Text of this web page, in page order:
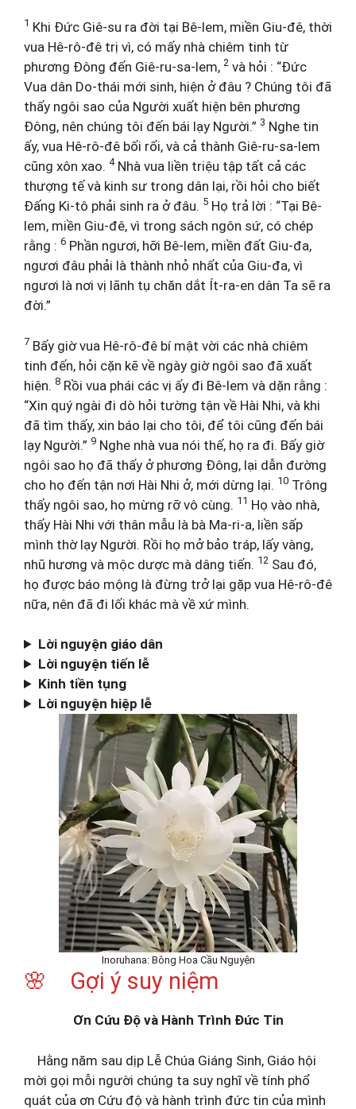
1 Khi Đức Giê-su ra đời tại Bê-lem, miền Giu-đê, thời
vua Hê-rô-đê trị vì, có mấy nhà chiêm tinh từ
phương Đông đến Giê-ru-sa-lem, 2 và hỏi : “Đức
Vua dân Do-thái mới sinh, hiện ở đâu ? Chúng tôi đã
thấy ngôi sao của Người xuất hiện bên phương
Đông, nên chúng tôi đến bái lạy Người.” 3 Nghe tin
ấy, vua Hê-rô-đê bối rối, và cả thành Giê-ru-sa-lem
cũng xôn xao. 4Nhà vua liền triệu tập tất cả các
thượng tế và kinh sư trong dân lại, rồi hỏi cho biết
Đấng Ki-tô phải sinh ra ở đâu. 5 Họ trả lời : “Tại Bê-
lem, miền Giu-đê, vì trong sách ngôn sứ, có chép
rằng : 6 Phần ngươi, hỡi Bê-lem, miền đất Giu-đa,
ngươi đâu phải là thành nhỏ nhất của Giu-đa, vì
ngươi là nơi vị lãnh tụ chăn dắt Ít-ra-en dân Ta sẽ ra
đời.”
7 Bấy giờ vua Hê-rô-đê bí mật vời các nhà chiêm
tinh đến, hỏi cặn kẽ về ngày giờ ngôi sao đã xuất
hiện. 8 Rồi vua phái các vị ấy đi Bê-lem và dặn rằng :
“Xin quý ngài đi dò hỏi tường tận về Hài Nhi, và khi
đã tìm thấy, xin báo lại cho tôi, để tôi cũng đến bái
lạy Người.” 9 Nghe nhà vua nói thế, họ ra đi. Bấy giờ
ngôi sao họ đã thấy ở phương Đông, lại dẫn đường
cho họ đến tận nơi Hài Nhi ở, mới dừng lại. 10 Trông
thấy ngôi sao, họ mừng rỡ vô cùng. 11 Họ vào nhà,
thấy Hài Nhi với thân mẫu là bà Ma-ri-a, liền sấp
mình thờ lạy Người. Rồi họ mở bảo tráp, lấy vàng,
nhũ hương và mộc dược mà dâng tiến. 12 Sau đó,
họ được báo mộng là đừng trở lại gặp vua Hê-rô-đê
nữa, nên đã đi lối khác mà về xứ mình.
Lời nguyện giáo dân
Lời nguyện tiến lễ
Kinh tiền tụng
Lời nguyện hiệp lễ
Inoruhana: Bông Hoa Cầu Nguyện
🌸 Gợi ý suy niệm
Ơn Cứu Độ và Hành Trình Đức Tin
Hằng năm sau dịp Lễ Chúa Giáng Sinh, Giáo hội
mời gọi mỗi người chúng ta suy nghĩ về tính phổ
quát của ơn Cứu độ và hành trình đức tin của mình